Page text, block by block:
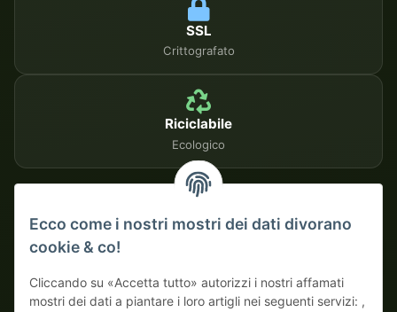
SSL
Crittografato
Riciclabile
Ecologico
Su fattura
Ecco come i nostri mostri dei dati divorano
cookie & co!
Cliccando su «Accetta tutto» autorizzi i nostri affamati
mostri dei dati a piantare i loro artigli nei seguenti servizi: ,